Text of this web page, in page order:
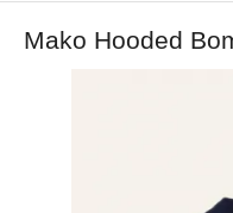
Mako Hooded